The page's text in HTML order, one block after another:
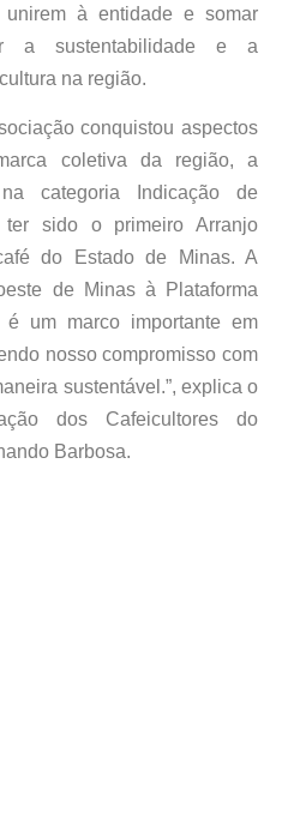
à entidade e somar
a sustentabilidade e a
na região.
conquistou aspectos
coletiva da região, a
na categoria Indicação de
ter sido o primeiro Arranjo
do Estado de Minas. A
de Minas à Plataforma
um marco importante em
nosso compromisso com
sustentável.”, explica o
dos Cafeicultores do
Barbosa.